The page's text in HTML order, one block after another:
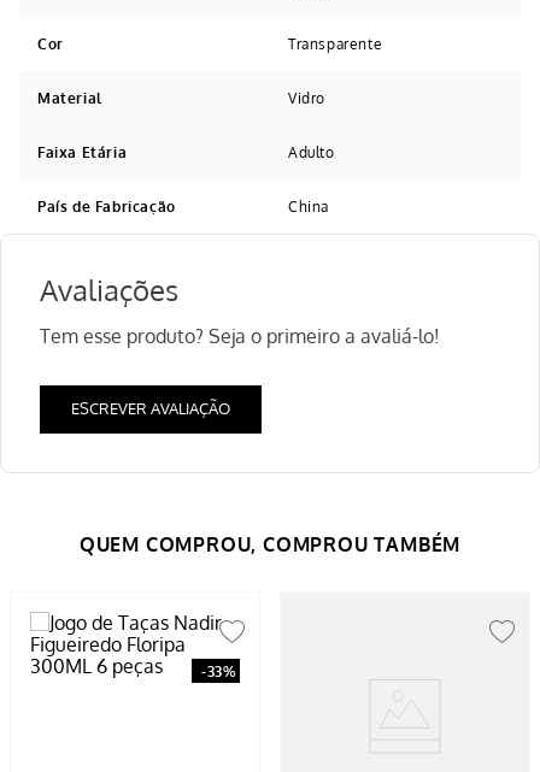
Cor Transparente
Material Vidro
Faixa Etária Adulto
País de Fabricação China
Avaliações
Tem esse produto? Seja o primeiro a avaliá-lo!
ESCREVER AVALIAÇÃO
-33%